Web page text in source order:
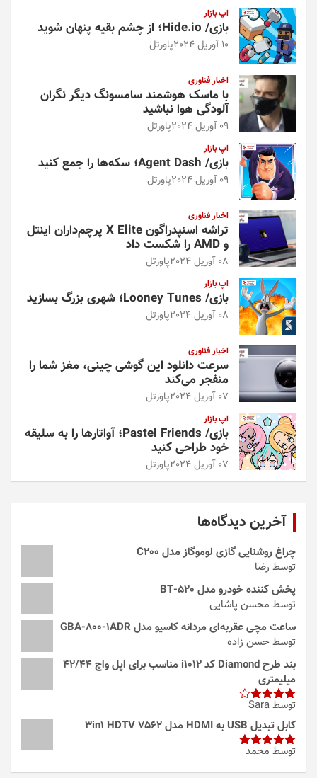
اپ بازار
بازی/ Hide.io؛ از چشم بقیه پنهان شوید
10 آوریل 2024 پاورتل
اخبار فناوری
با ماسک هوشمند سامسونگ دیگر نگران
آلودگی هوا نباشید
09 آوریل 2024 پاورتل
اپ بازار
بازی/ Agent Dash؛ سکه‌ها را جمع کنید
09 آوریل 2024 پاورتل
اخبار فناوری
تراشه اسنپدراگون X Elite پرچم‌داران اینتل
و AMD را شکست داد
08 آوریل 2024 پاورتل
اپ بازار
بازی/ Looney Tunes؛ شهری بزرگ بسازید
08 آوریل 2024 پاورتل
اخبار فناوری
سرعت دانلود این گوشی چینی، مغز شما را
منفجر می‌کند
07 آوریل 2024 پاورتل
اپ بازار
بازی/ Pastel Friends؛ آواتارها را به سلیقه
خود طراحی کنید
07 آوریل 2024 پاورتل
آخرین دیدگاه‌ها
چراغ روشنایی گازی لوموگاز مدل C200
توسط رضا
پخش کننده خودرو مدل 520-BT
توسط محسن پاشایی
ساعت مچی عقربه‌ای مردانه کاسیو مدل GBA-800-1ADR
توسط حسن زاده
بند طرح Diamond کد i1012 مناسب برای اپل واچ 42/44
میلیمتری
امتیاز4
از 5
توسط Sara
کابل تبدیل USB به HDMI مدل 3in1 HDTV 7562
امتیاز5از
توسط محمد